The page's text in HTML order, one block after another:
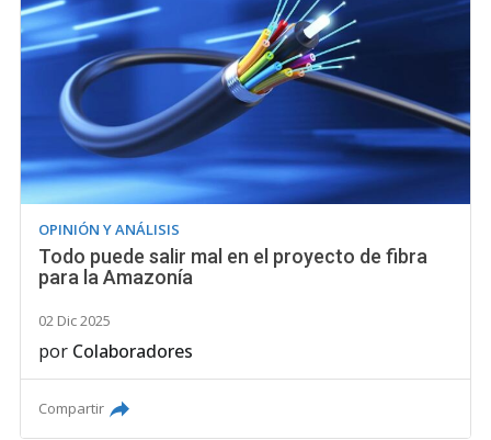
OPINIÓN Y ANÁLISIS
Todo puede salir mal en el proyecto de fibra
para la Amazonía
02 Dic 2025
por Colaboradores
Compartir